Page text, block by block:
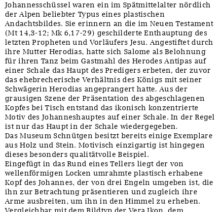
Johannesschüssel waren ein im Spätmittelalter nördlich
der Alpen beliebter Typus eines plastischen
Andachtsbildes. Sie erinnern an die im Neuen Testament
(Mt 14,3-12; Mk 6,17-29) geschilderte Enthauptung des
letzten Propheten und Vorläufers Jesu. Angestiftet durch
ihre Mutter Herodias, hatte sich Salome als Belohnung
für ihren Tanz beim Gastmahl des Herodes Antipas auf
einer Schale das Haupt des Predigers erbeten, der zuvor
das ehebrecherische Verhältnis des Königs mit seiner
Schwägerin Herodias angeprangert hatte. Aus der
grausigen Szene der Präsentation des abgeschlagenen
Kopfes bei Tisch entstand das ikonisch konzentrierte
Motiv des Johanneshauptes auf einer Schale. In der Regel
ist nur das Haupt in der Schale wiedergegeben.
Das Museum Schnütgen besitzt bereits einige Exemplare
aus Holz und Stein. Motivisch einzigartig ist hingegen
dieses besonders qualitätvolle Beispiel.
Eingefügt in das Rund eines Tellers liegt der von
wellenförmigen Locken umrahmte plastisch erhabene
Kopf des Johannes, der von drei Engeln umgeben ist, die
ihn zur Betrachtung präsentieren und zugleich ihre
Arme ausbreiten, um ihn in den Himmel zu erheben.